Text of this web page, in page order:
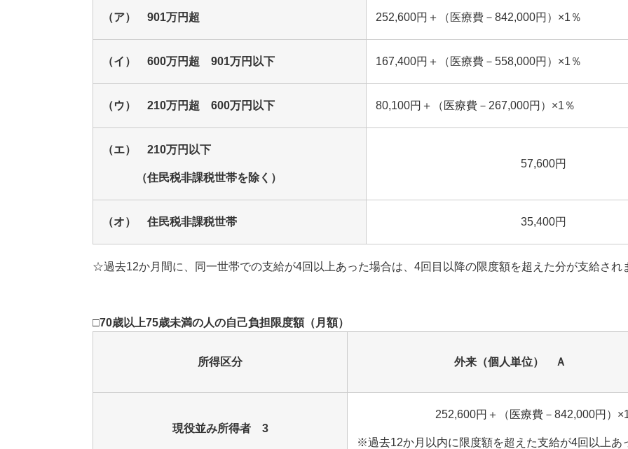
（ア） 901万円超 252,600円＋（医療費－842,000円）×1％
（イ） 600万円超 901万円以下 167,400円＋（医療費－558,000円）×1％
（ウ） 210万円超 600万円以下 80,100円＋（医療費－267,000円）×1％
（エ） 210万円以下
（住民税非課税世帯を除く）
57,600円
（オ） 住民税非課税世帯 35,400円
☆過去12か月間に、同一世帯での支給が4回以上あった場合は、4回目以降の限度額を超えた分が支給され
□70歳以上75歳未満の人の自己負担限度額（月額）
所得区分 外来（個人単位） Ａ
現役並み所得者 3
252,600円＋（医療費－842,000円）
※過去12か月以内に限度額を超えた支給が4回以上あ